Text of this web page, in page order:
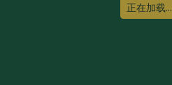
正在加载...